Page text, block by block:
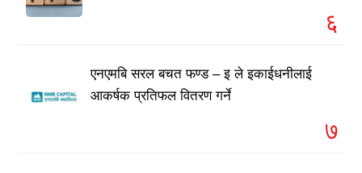
६
एनएमबि सरल बचत फण्ड – इ ले इकाईधनीलाई
आकर्षक प्रतिफल वितरण गर्ने
७